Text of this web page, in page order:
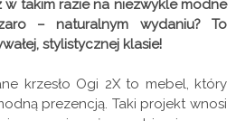
takim razie na niezwykle modne
– naturalnym wydaniu? To
stylistycznej klasie!
krzesło Ogi 2X to mebel, który
prezencją. Taki projekt wnosi